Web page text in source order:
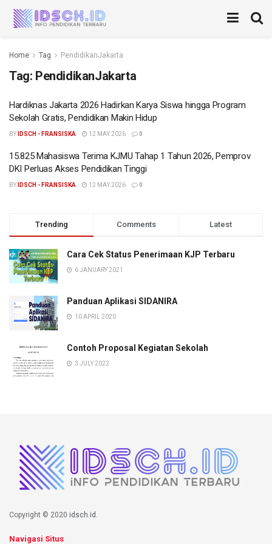
Home Tag PendidikanJakarta
Tag: PendidikanJakarta
Hardiknas Jakarta 2026 Hadirkan Karya Siswa hingga Program
Sekolah Gratis, Pendidikan Makin Hidup
BY IDSCH - FRANSISKA 12 MAY 2026 0
15.825 Mahasiswa Terima KJMU Tahap 1 Tahun 2026, Pemprov
DKI Perluas Akses Pendidikan Tinggi
BY IDSCH - FRANSISKA 12 MAY 2026 0
Trending Comments Latest
Cara Cek Status Penerimaan KJP Terbaru
6 JANUARY 2021
Panduan Aplikasi SIDANIRA
10 APRIL 2020
Contoh Proposal Kegiatan Sekolah
3 JULY 2022
Copyright © 2020 idsch.id
Navigasi Situs